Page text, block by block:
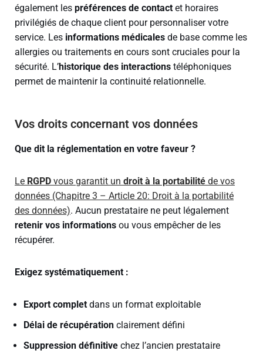
également les préférences de contact et horaires
privilégiés de chaque client pour personnaliser votre
service. Les informations médicales de base comme les
allergies ou traitements en cours sont cruciales pour la
sécurité. L’historique des interactions téléphoniques
permet de maintenir la continuité relationnelle.
Vos droits concernant vos données
Que dit la réglementation en votre faveur ?
Le RGPD vous garantit un droit à la portabilité de vos
données (Chapitre 3 – Article 20: Droit à la portabilité
des données). Aucun prestataire ne peut légalement
retenir vos informations ou vous empêcher de les
récupérer.
Exigez systématiquement :
Export complet dans un format exploitable
Délai de récupération clairement défini
Suppression définitive chez l’ancien prestataire